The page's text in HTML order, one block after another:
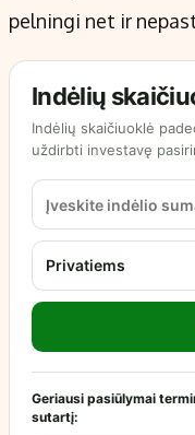
pelningi net ir